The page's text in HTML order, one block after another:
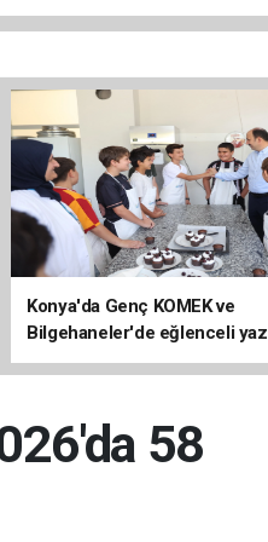
Konya'da Genç KOMEK ve
Bilgehaneler'de eğlenceli yaz
58